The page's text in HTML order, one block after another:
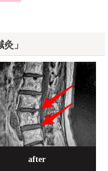
」
after